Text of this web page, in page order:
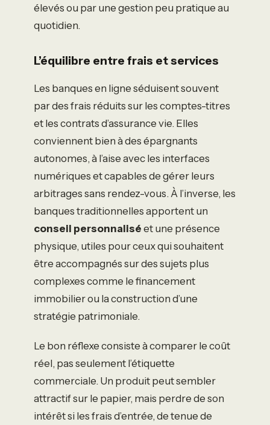
élevés ou par une gestion peu pratique au
quotidien.
L’équilibre entre frais et services
Les banques en ligne séduisent souvent
par des frais réduits sur les comptes-titres
et les contrats d’assurance vie. Elles
conviennent bien à des épargnants
autonomes, à l’aise avec les interfaces
numériques et capables de gérer leurs
arbitrages sans rendez-vous. À l’inverse, les
banques traditionnelles apportent un
conseil personnalisé et une présence
physique, utiles pour ceux qui souhaitent
être accompagnés sur des sujets plus
complexes comme le financement
immobilier ou la construction d’une
stratégie patrimoniale.
Le bon réflexe consiste à comparer le coût
réel, pas seulement l’étiquette
commerciale. Un produit peut sembler
attractif sur le papier, mais perdre de son
intérêt si les frais d’entrée, de tenue de